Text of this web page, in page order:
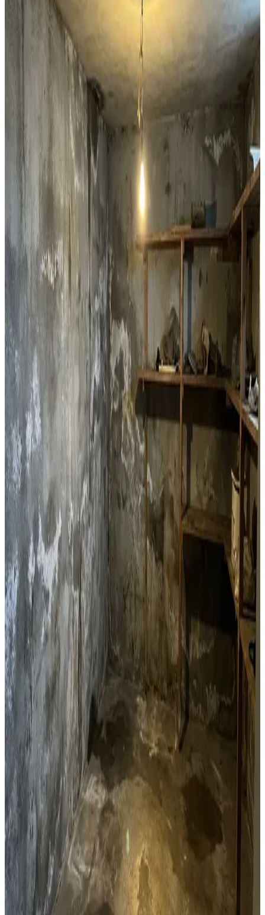
Boligventilation
AirPro V2 decentral ventilation til private huse i Aarhus.
97% varmegenvinding, 12 dB og WiFi-styring. Den
effektive løsning mod fugt i huset.
Læs mere
Lejlighedsventilation
Decentral ventilation til lejligheder og etageejendomme i
Aarhus. Perfekt til boligforeninger og enkeltlejligheder
med fugtproblemer.
Læs mere
Kælderventilation
Kælderfugt, opstigende fugt og kondens i Aarhus? Vi
installerer ventilation der adresserer fugtproblemet i din
kælder.
Læs mere